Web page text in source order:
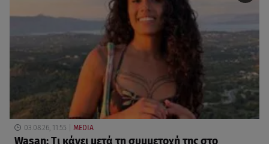
03.08.26, 11:55 MEDIA
Wasan: Tι κάνει μετά τη συμμετοχή της στο